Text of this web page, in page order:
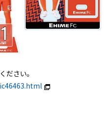
ださい。